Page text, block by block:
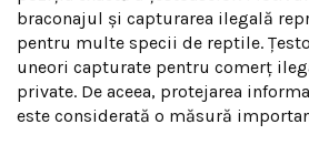
braconajul și capturarea ilegală
pentru multe specii de reptile.
uneori capturate pentru comerț
private. De aceea, protejarea
este considerată o măsură